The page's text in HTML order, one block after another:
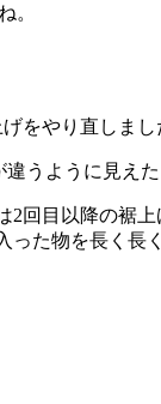
。
をやり直しまし
うように見え
回目以降の裾上
た物を長く長